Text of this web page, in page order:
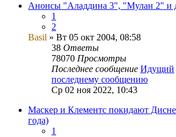
Анонсы "Аладдина 3", "Мулан 2" и
1
2
Basil » Вт 05 окт 2004, 08:58
38 Ответы
78070 Просмотры
Последнее сообщение Идущий
последнему сообщению
Ср 02 ноя 2022, 10:43
Маскер и Клементс покидают
года)
1